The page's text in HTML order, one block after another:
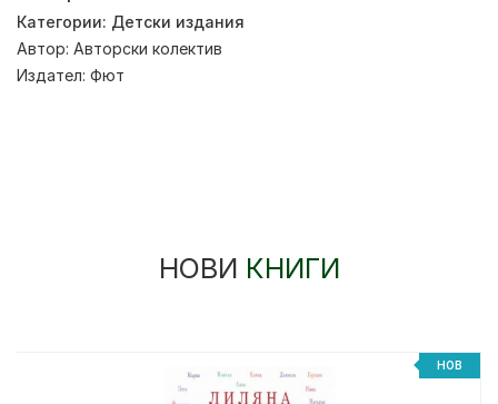
Категории: Детски издания
Автор: Авторски колектив
Издател: Фют
НОВИ КНИГИ
НОВ